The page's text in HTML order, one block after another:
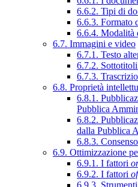
6.6.2. Tipi di
6.6.3. Formato
6.6.4. Modalità
6.7. Immagini e video
6.7.1. Testo
6.7.2.
6.7.3.
6.8. Proprietà
6.8.1.
Pubblica
6.8.2.
dalla Pubblica
6.8.3.
6.9. Ottimizzazione
6.9.1. I fattori
6.9.2. I fattori
6.9.3.